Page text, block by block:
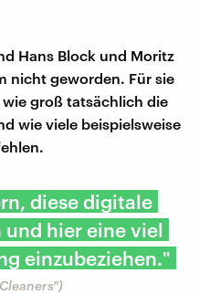
Hans Block und Moritz
nicht geworden. Für sie
groß tatsächlich die
wie viele beispielsweise
diese digitale
und hier eine viel
einzubeziehen."